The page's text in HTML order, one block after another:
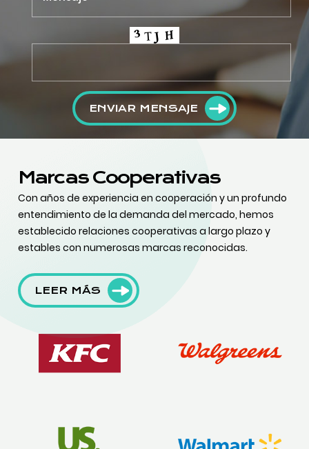
ENVIAR MENSAJE
Marcas Cooperativas
Con años de experiencia en cooperación y un profundo
entendimiento de la demanda del mercado, hemos
establecido relaciones cooperativas a largo plazo y
estables con numerosas marcas reconocidas.
LEER MÁS